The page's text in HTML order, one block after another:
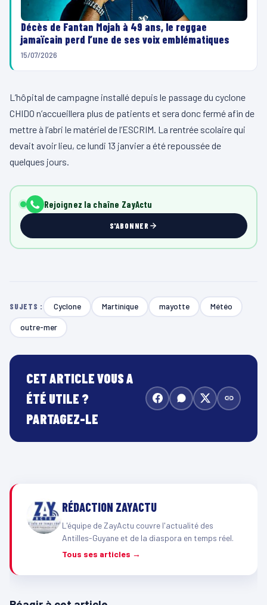
Décès de Fantan Mojah à 49 ans, le reggae
jamaïcain perd l’une de ses voix emblématiques
15/07/2026
L’hôpital de campagne installé depuis le passage du cyclone
CHIDO n’accueillera plus de patients et sera donc fermé afin de
mettre à l’abri le matériel de l’ESCRIM. La rentrée scolaire qui
devait avoir lieu, ce lundi 13 janvier a été repoussée de
quelques jours.
Rejoignez la chaîne ZayActu
S'ABONNER
SUJETS : Cyclone Martinique mayotte Météo
outre-mer
CET ARTICLE VOUS A
ÉTÉ UTILE ?
PARTAGEZ-LE
RÉDACTION ZAYACTU
L'équipe de ZayActu couvre l'actualité des
Antilles-Guyane et de la diaspora en temps réel.
Tous ses articles →